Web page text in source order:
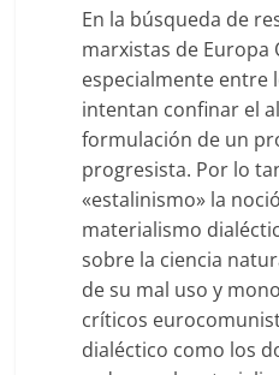
En la búsqueda de
marxistas de Europa
especialmente entre
intentan confinar el
formulación de un
progresista. Por lo
«estalinismo» la
materialismo
sobre la ciencia
de su mal uso y
críticos
dialéctico como los